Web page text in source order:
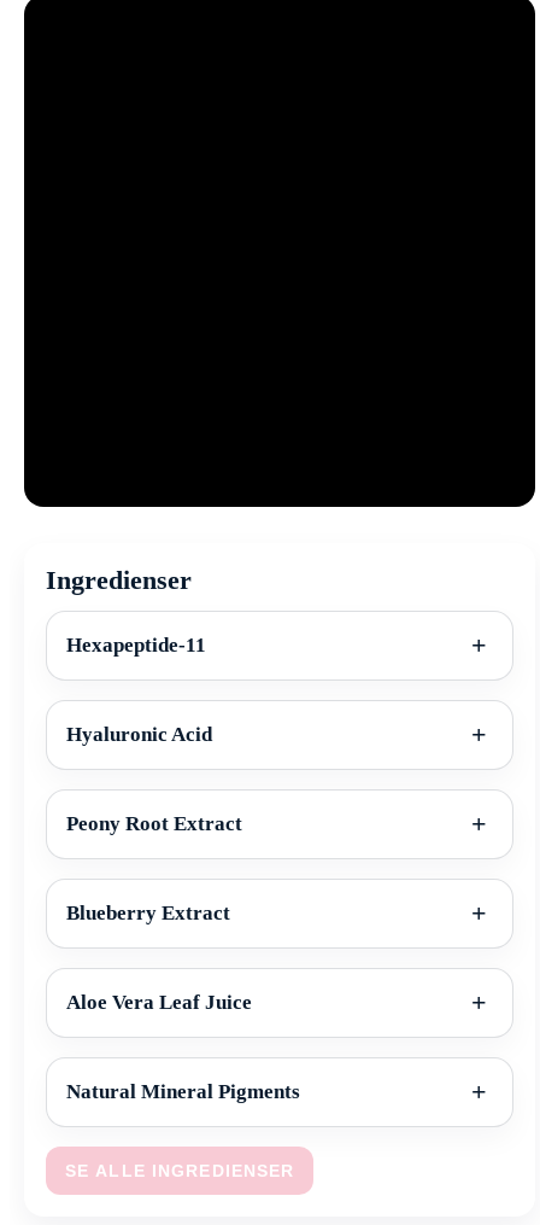
Ingredienser
Hexapeptide-11
Hyaluronic Acid
Peony Root Extract
Blueberry Extract
Aloe Vera Leaf Juice
Natural Mineral Pigments
SE ALLE INGREDIENSER